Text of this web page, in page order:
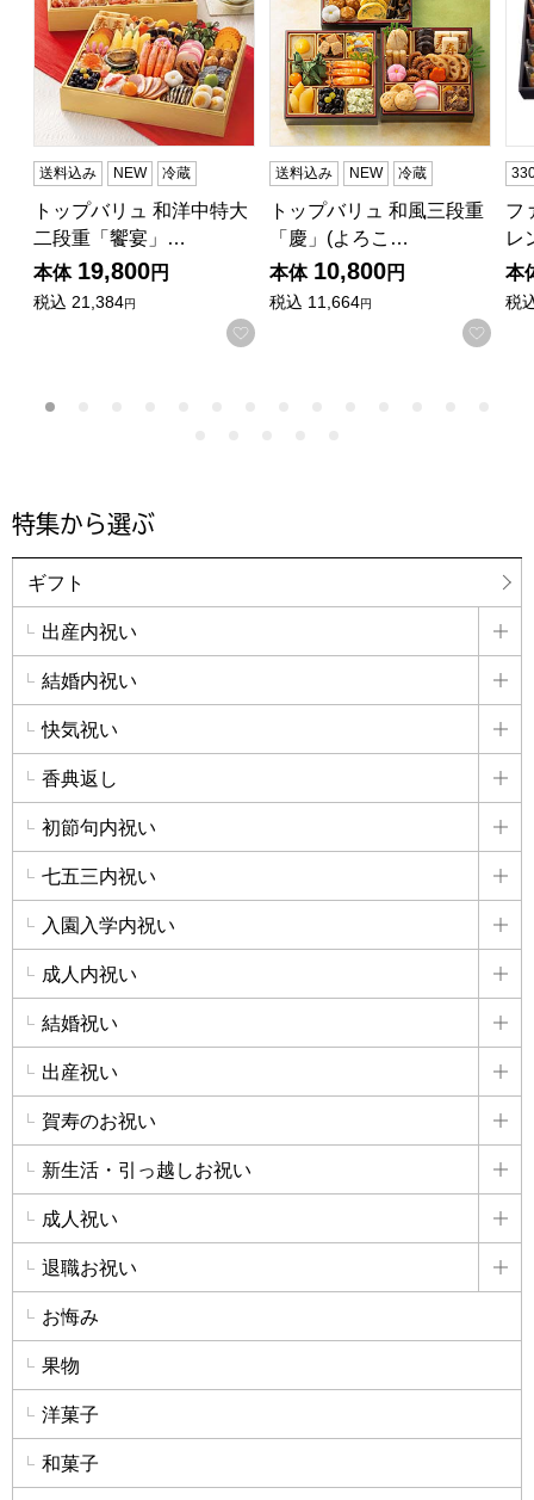
送料込み NEW 冷蔵
トップバリュ 和洋中特大
二段重「饗宴」…
本体 19,800円
税込 21,384円
お気に入りに登録する
送料込み NEW 冷蔵
トップバリュ 和風三段重
「慶」(よろこ…
本体 10,800円
税込 11,664円
お気
フ
レ
本
税
特集から選ぶ
ギフト
出産内祝い
詳
結婚内祝い
詳
快気祝い
詳
香典返し
詳
初節句内祝い
詳
七五三内祝い
詳
入園入学内祝い
詳
成人内祝い
詳
結婚祝い
詳
出産祝い
詳
賀寿のお祝い
詳
新生活・引っ越しお祝い
詳
成人祝い
詳
退職お祝い
詳
お悔み
果物
洋菓子
和菓子